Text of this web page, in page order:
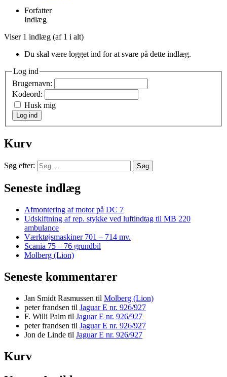
Forfatter
Indlæg
Viser 1 indlæg (af 1 i alt)
Du skal være logget ind for at svare på dette indlæg.
Log ind
Brugernavn:
Kodeord:
Husk mig
Log ind
Kurv
Søg efter:
Seneste indlæg
Afmontering af motor på DC 7
Udskiftning af rep. stykke ved luftindtag til MB 220
ambulance
Værktøjsmaskiner 701 – 714 mv.
Scania 75 – 76 grundbil
Molberg (Lion)
Seneste kommentarer
Jan Smidt Rasmussen til Molberg (Lion)
peter frandsen til Jaguar E nr. 926/927
F. Willi Palm til Jaguar E nr. 926/927
peter frandsen til Jaguar E nr. 926/927
Jon de Linde til Jaguar E nr. 926/927
Kurv